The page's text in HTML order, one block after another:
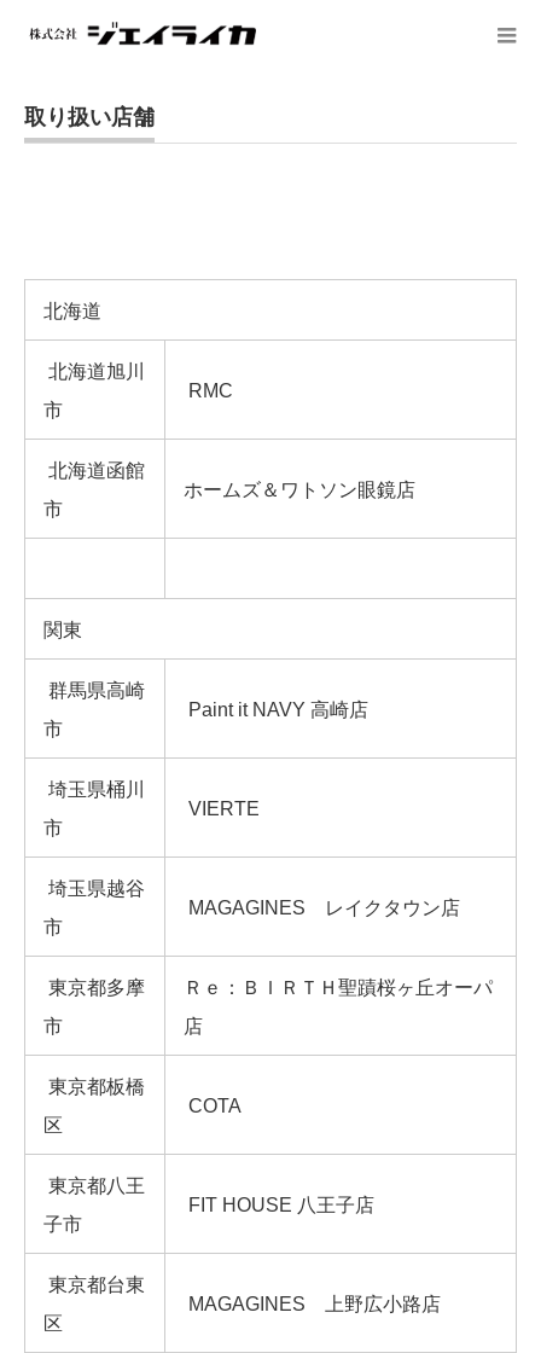
取り扱い店舗
北海道
北海道旭川
市
RMC
北海道函館
市
ホームズ＆ワトソン眼鏡店
関東
群馬県高崎
市
Paint it NAVY 高崎店
埼玉県桶川
市
VIERTE
埼玉県越谷
市
MAGAGINES レイクタウン店
東京都多摩
市
Ｒｅ：ＢＩＲＴＨ聖蹟桜ヶ丘オーパ
店
東京都板橋
区
COTA
東京都八王
子市
FIT HOUSE 八王子店
東京都台東
区
MAGAGINES 上野広小路店